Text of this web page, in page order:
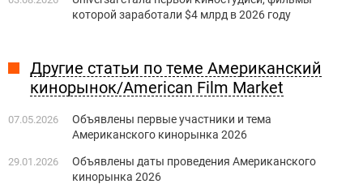
которой заработали $4 млрд в 2026 году
Другие статьи по теме Американский
кинорынок/American Film Market
07.05.2026
Объявлены первые участники и тема
Американского кинорынка 2026
29.01.2026
Объявлены даты проведения Американского
кинорынка 2026